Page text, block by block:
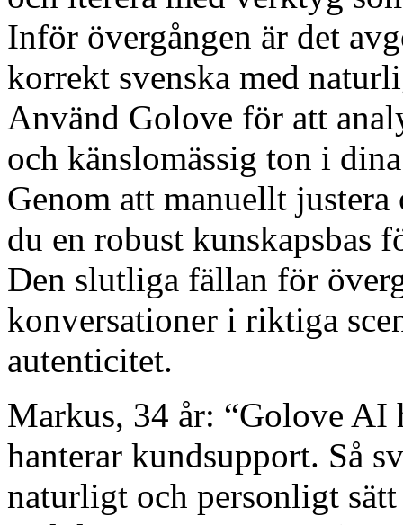
Inför övergången är det
korrekt svenska med
Använd Golove för att
och känslomässig ton i
Genom att manuellt
du en robust kunskapsbas
Den slutliga fällan för
konversationer i riktiga
autenticitet.
Markus, 34 år: “Golove
hanterar kundsupport. Så
naturligt och personligt